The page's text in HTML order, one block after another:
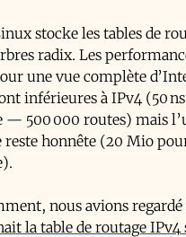
stocke les tables de
radix. Les
une vue complète
inférieures à IPv4 (50
— 500 000 routes) mais
honnête (20 Mio
nous avions
la table de routage IPv4